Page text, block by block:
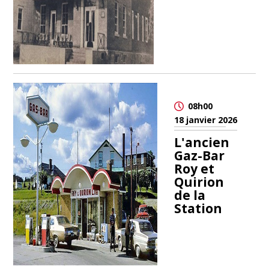
08h00
18 janvier 2026
L'ancien
Gaz-Bar
Roy et
Quirion
de la
Station